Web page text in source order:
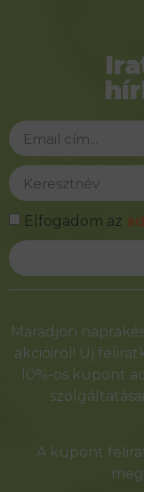
Elfogadom az
Alternative:
Maradjon
akcióiról! Új
10%-os kupont
A kupont